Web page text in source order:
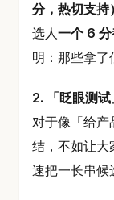
分，热切支持）
选人一个 6 分
明：那些拿了
2. 「眨眼测
对于像「给产
结，不如让大
速把一长串候